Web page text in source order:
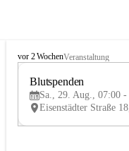
B
e
vor 2 WochenVeranstaltung
Blutspenden
Sa., 29. Aug., 07:00 -